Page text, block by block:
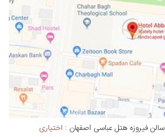
سالن فیروزه هتل عباسی اصفهان : اختیاری